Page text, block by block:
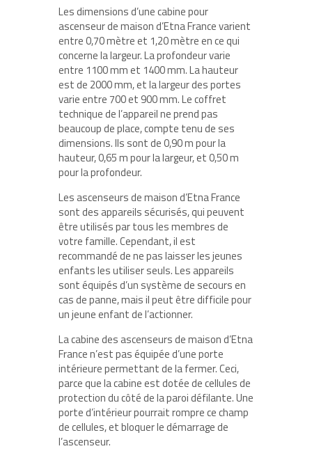
Les dimensions d’une cabine pour
ascenseur de maison d’Etna France varient
entre 0,70 mètre et 1,20 mètre en ce qui
concerne la largeur. La profondeur varie
entre 1100 mm et 1400 mm. La hauteur
est de 2000 mm, et la largeur des portes
varie entre 700 et 900 mm. Le coffret
technique de l’appareil ne prend pas
beaucoup de place, compte tenu de ses
dimensions. Ils sont de 0,90 m pour la
hauteur, 0,65 m pour la largeur, et 0,50 m
pour la profondeur.
Les ascenseurs de maison d’Etna France
sont des appareils sécurisés, qui peuvent
être utilisés par tous les membres de
votre famille. Cependant, il est
recommandé de ne pas laisser les jeunes
enfants les utiliser seuls. Les appareils
sont équipés d’un système de secours en
cas de panne, mais il peut être difficile pour
un jeune enfant de l’actionner.
La cabine des ascenseurs de maison d’Etna
France n’est pas équipée d’une porte
intérieure permettant de la fermer. Ceci,
parce que la cabine est dotée de cellules de
protection du côté de la paroi défilante. Une
porte d’intérieur pourrait rompre ce champ
de cellules, et bloquer le démarrage de
l’ascenseur.